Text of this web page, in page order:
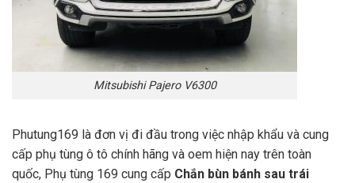
Mitsubishi Pajero V6300
Phutung169 là đơn vị đi đầu trong việc nhập khẩu và cung
cấp phụ tùng ô tô chính hãng và oem hiện nay trên toàn
quốc, Phụ tùng 169 cung cấp Chắn bùn bánh sau trái